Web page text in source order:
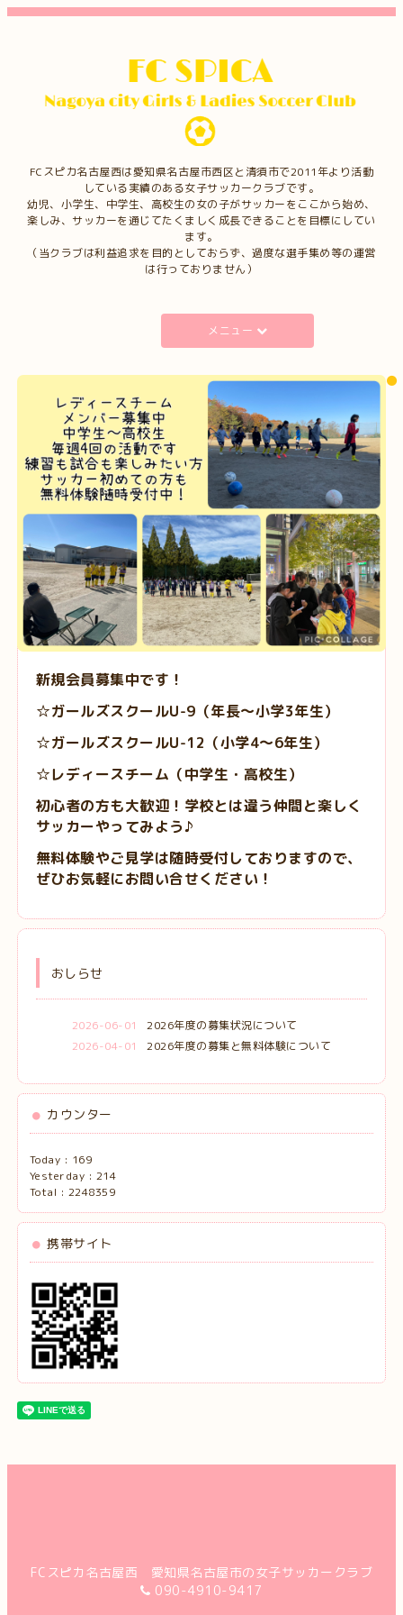
FCスピカ名古屋西は愛知県名古屋市西区と清須市で2011年より活動
している実績のある女子サッカークラブです。
幼児、小学生、中学生、高校生の女の子がサッカーをここから始め、
楽しみ、サッカーを通じてたくましく成長できることを目標にしてい
ます。
（当クラブは利益追求を目的としておらず、過度な選手集め等の運営
は行っておりません）
メニュー
新規会員募集中です！
☆ガールズスクールU-9（年長～小学3年生）
☆ガールズスクールU-12（小学4～6年生）
☆レディースチーム（中学生・高校生）
初心者の方も大歓迎！学校とは違う仲間と楽しく
サッカーやってみよう♪
無料体験やご見学は随時受付しておりますので、
ぜひお気軽にお問い合せください！
おしらせ
2026-06-01
2026年度の募集状況について
2026-04-01
2026年度の募集と無料体験について
カウンター
Today : 169
Yesterday : 214
Total : 2248359
携帯サイト
FCスピカ名古屋西 愛知県名古屋市の女子サッカークラブ
090-4910-9417